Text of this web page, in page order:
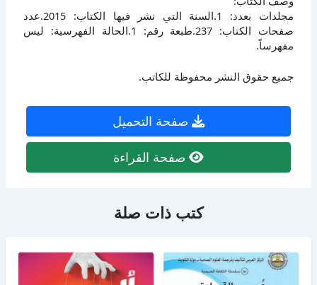
مجلدات بعدد: 1.السنة التي نشر فيها الكتاب: 2015.عدد
صفحات الكتاب: 237.طبعة رقم: 1.الحالة الفهرسية: ليس
مفهرساً.
جميع حقوق النشر محفوظة للكاتب.
صفحة التحميل
صفحة القراءة
كتب ذات صلة